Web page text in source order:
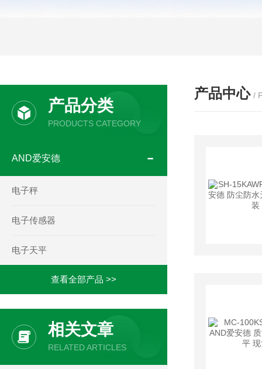
产品分类
PRODUCTS CATEGORY
AND爱安德
电子秤
电子传感器
电子天平
查看全部产品 >>
相关文章
RELATED ARTICLES
产品中心 /